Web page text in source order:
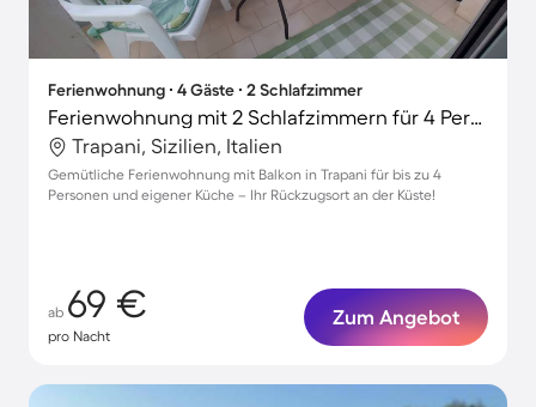
Ferienwohnung ∙ 4 Gäste ∙ 2 Schlafzimmer
Ferienwohnung mit 2 Schlafzimmern für 4 Personen
Trapani, Sizilien, Italien
Gemütliche Ferienwohnung mit Balkon in Trapani für bis zu 4
Personen und eigener Küche – Ihr Rückzugsort an der Küste!
ab 69 €
pro Nacht
Zum Angebot